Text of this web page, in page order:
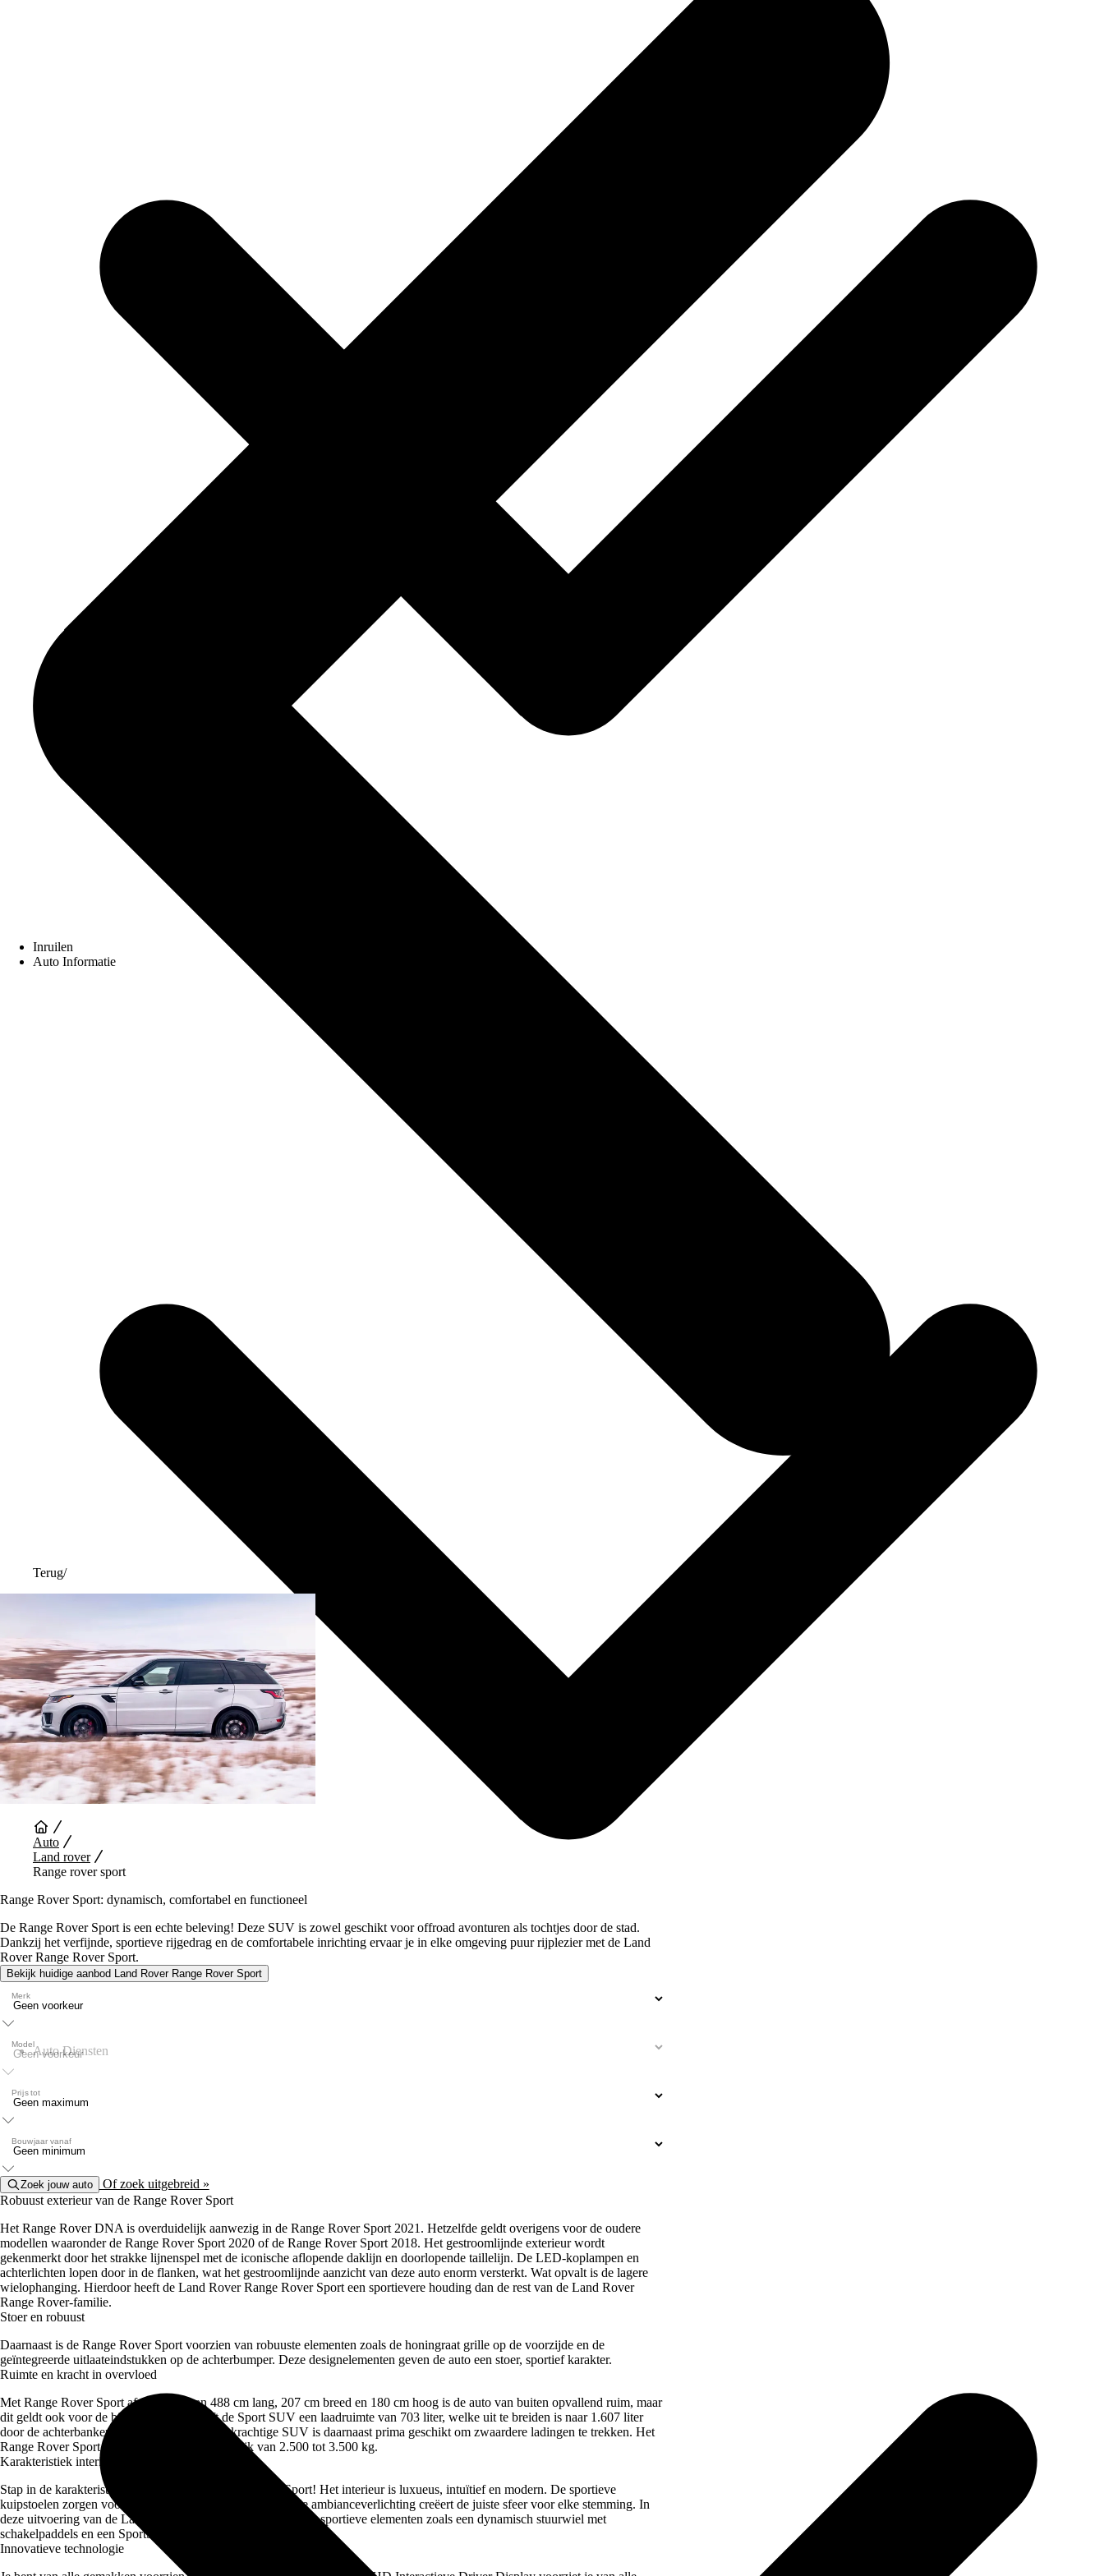
Inruilen
Auto Informatie
Auto Diensten
Terug/
Auto
Land rover
Range rover sport
Range Rover Sport: dynamisch, comfortabel en functioneel
De Range Rover Sport is een echte beleving! Deze SUV is zowel geschikt voor offroad avonturen als tochtjes door de stad.
Dankzij het verfijnde, sportieve rijgedrag en de comfortabele inrichting ervaar je in elke omgeving puur rijplezier met de Land
Rover Range Rover Sport.
Bekijk huidige aanbod Land Rover Range Rover Sport
Merk
Model
Prijs tot
Bouwjaar vanaf
Zoek jouw auto
Of zoek uitgebreid »
Robuust exterieur van de Range Rover Sport
Het Range Rover DNA is overduidelijk aanwezig in de Range Rover Sport 2021. Hetzelfde geldt overigens voor de oudere
modellen waaronder de Range Rover Sport 2020 of de Range Rover Sport 2018. Het gestroomlijnde exterieur wordt
gekenmerkt door het strakke lijnenspel met de iconische aflopende daklijn en doorlopende taillelijn. De LED-koplampen en
achterlichten lopen door in de flanken, wat het gestroomlijnde aanzicht van deze auto enorm versterkt. Wat opvalt is de lagere
wielophanging. Hierdoor heeft de Land Rover Range Rover Sport een sportievere houding dan de rest van de Land Rover
Range Rover-familie.
Stoer en robuust
Daarnaast is de Range Rover Sport voorzien van robuuste elementen zoals de honingraat grille op de voorzijde en de
geïntegreerde uitlaateindstukken op de achterbumper. Deze designelementen geven de auto een stoer, sportief karakter.
Ruimte en kracht in overvloed
Met Range Rover Sport afmetingen van 488 cm lang, 207 cm breed en 180 cm hoog is de auto van buiten opvallend ruim, maar
dit geldt ook voor de binnenkant. Zo heeft de Sport SUV een laadruimte van 703 liter, welke uit te breiden is naar 1.607 liter
door de achterbanken neer te klappen. Deze krachtige SUV is daarnaast prima geschikt om zwaardere ladingen te trekken. Het
Range Rover Sport trekgewicht varieert namelijk van 2.500 tot 3.500 kg.
Karakteristiek interieur Range Rover Sport
Stap in de karakteristieke cockpit van de Range Rover Sport! Het interieur is luxueus, intuïtief en modern. De sportieve
kuipstoelen zorgen voor optimaal comfort en de uitgebreide ambianceverlichting creëert de juiste sfeer voor elke stemming. In
deze uitvoering van de Land Rover Range Rover vind je ook sportieve elementen zoals een dynamisch stuurwiel met
schakelpaddels en een SportShift Selector.
Innovatieve technologie